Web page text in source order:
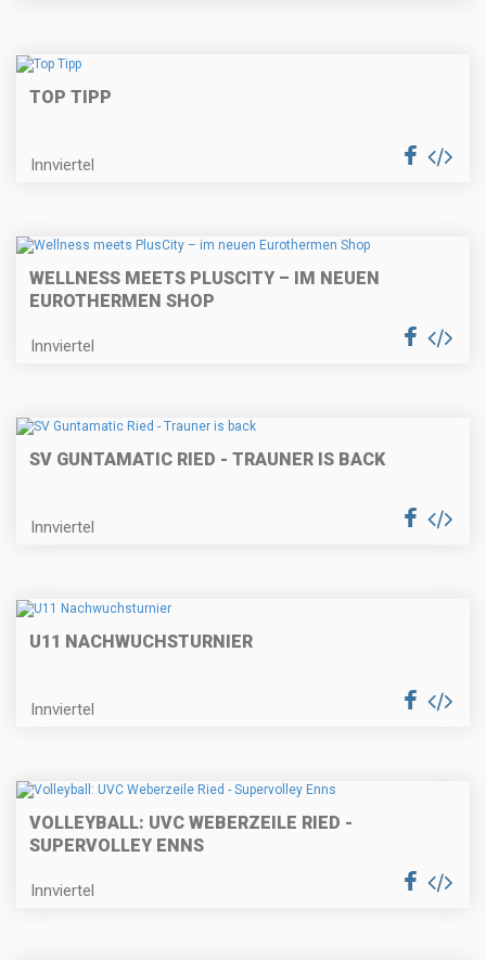
TOP TIPP
Innviertel
WELLNESS MEETS PLUSCITY – IM NEUEN
EUROTHERMEN SHOP
Innviertel
SV GUNTAMATIC RIED - TRAUNER IS BACK
Innviertel
U11 NACHWUCHSTURNIER
Innviertel
VOLLEYBALL: UVC WEBERZEILE RIED -
SUPERVOLLEY ENNS
Innviertel